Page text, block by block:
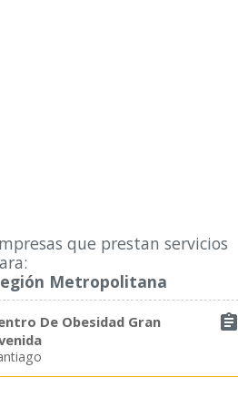
que prestan servicios
Metropolitana

De Obesidad Gran